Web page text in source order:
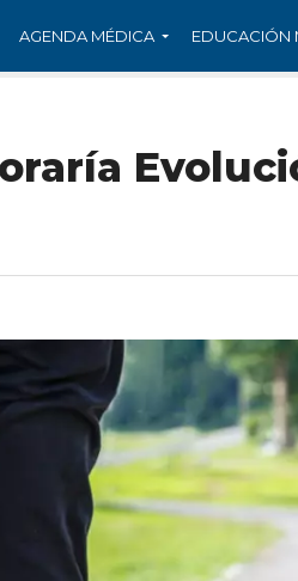
AGENDA MÉDICA EDUCACIÓN